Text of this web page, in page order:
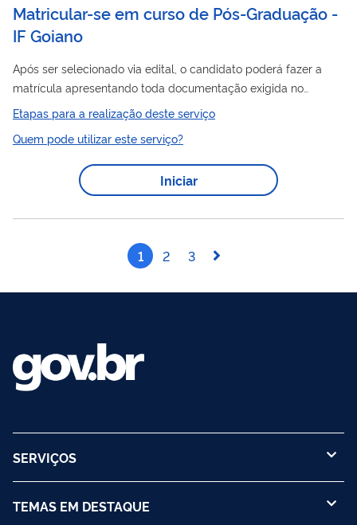
Matricular-se em curso de Pós-Graduação -
IF Goiano
Após ser selecionado via edital, o candidato poderá fazer a
matrícula apresentando toda documentação exigida no
referido edital.
Etapas para a realização deste serviço
Quem pode utilizar este serviço?
Iniciar
1 2 3
SERVIÇOS
TEMAS EM DESTAQUE